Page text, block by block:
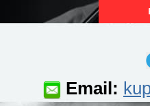
Email: